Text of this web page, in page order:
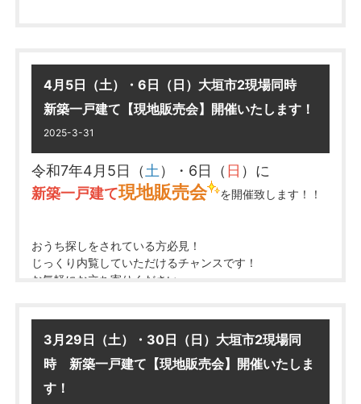
………★★真永不動産では
多数査定依頼を受けています！★★……
「売りたい」
方は売却専用ページへ！
専用ページは
コチラ
営業時間／9：30～18：00（水曜定休）
住所／大垣市三塚町1022番地1
TEL／
0120-82-2665
こういった様々なお悩みにも適切・スピーディーに
対応しています！
相談した結果売却を見送りにされる方もいらっしゃ
現地へ直接ご来場くださいませ♪
現地販売会開催日以外でも内覧可能です！
お気軽にお問合せください
……★★大垣市の不動産なら
真永不動産にお任せください★★……
新築一戸建て 中古一戸建て マンション 土地
住所： 大垣市昼飯町字東畑74-13 他
※完成したばかりの物件です！
1号棟 詳細はコチラ
2号棟 詳細はコチラ
お気軽にお立ち寄りください。
安八郡輪之内町塩喰 中古一戸建て
AM10：00～PM4：00
物件住所：安八郡輪之内町塩喰2400番地5
*-*-*-*-*-*-*-*-*-* 物件ポイント *-*-*-*-*-*-*-
★令和6年にリフォームされており
きれいな物件です(^^)/
★敷地は広々183坪！
*-*-*-*-*-*-*-*-*-**-*-*-*-*-*-*-*-*-**-*-*-*-*-
4月5日（土）・6日（日）大垣市2現場同時
新築一戸建て【現地販売会】開催いたします！
2025-3-31
令和7年4月5日（ 土 ）・6日（ 日 ）に
新築一戸建て現地販売会 を開催致します！！
おうち探しをされている方必見！
じっくり内覧していただけるチャンスです！
お気軽にお立ち寄りください。
大垣市大島町1丁目 新築一戸建て
AM10：00～PM5：00
住所：大垣市大島町1丁目657-1 他
3月29日（土）・30日（日）大垣市2現場同
時 新築一戸建て【現地販売会】開催いたしま
す！